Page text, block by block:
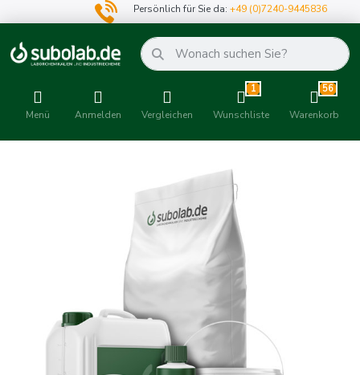
Persönlich für Sie da:+49 (0)7240-9445836
Menü Anmelden Vergleichen
1
Wunschliste
56
Warenkorb